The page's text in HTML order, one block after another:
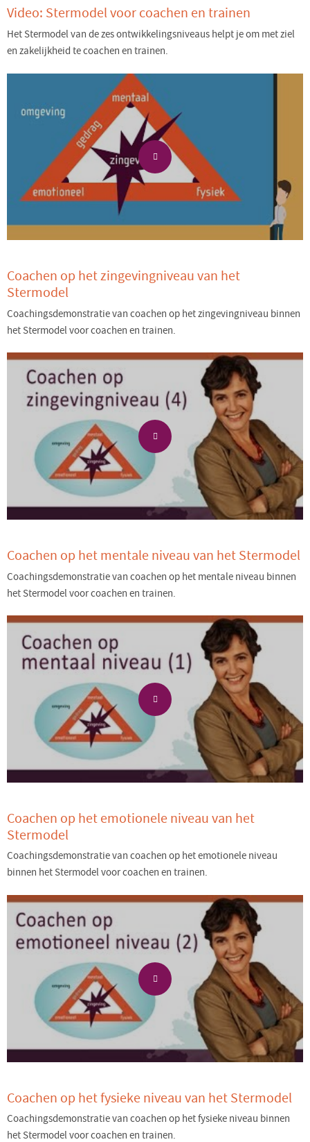
Video: Stermodel voor coachen en trainen
Het Stermodel van de zes ontwikkelingsniveaus helpt je om met ziel
en zakelijkheid te coachen en trainen.
Coachen op het zingevingniveau van het
Stermodel
Coachingsdemonstratie van coachen op het zingevingniveau binnen
het Stermodel voor coachen en trainen.
Coachen op het mentale niveau van het Stermodel
Coachingsdemonstratie van coachen op het mentale niveau binnen
het Stermodel voor coachen en trainen.
Coachen op het emotionele niveau van het
Stermodel
Coachingsdemonstratie van coachen op het emotionele niveau
binnen het Stermodel voor coachen en trainen.
Coachen op het fysieke niveau van het Stermodel
Coachingsdemonstratie van coachen op het fysieke niveau binnen
het Stermodel voor coachen en trainen.